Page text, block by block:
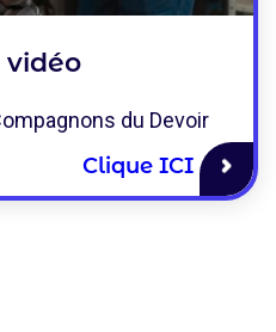
vidéo
du Devoir
Clique ICI